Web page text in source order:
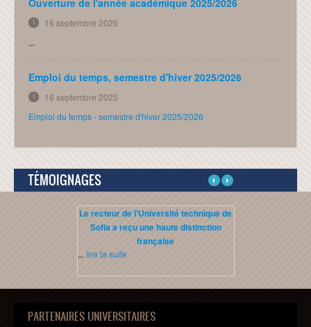
distribué
SEE-2
Réseaux informatiques
HTML 5
Java Script
CONTACT
LOGIN
16 septembre 2025
...
Emploi du temps, semestre d'hiver 2025/2026
16 septembre 2025
Emploi du temps - semestre d'hiver 2025/2026
TÉMOIGNAGES
Le recteur de l'Université technique de
Sofia a reçu une haute distinction
française
... lire la suite
PARTENAIRES UNIVERSITAIRES